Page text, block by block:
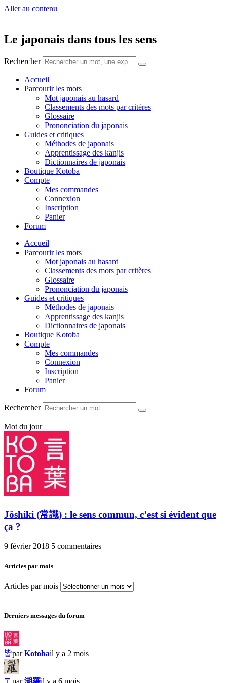
Aller au contenu
Le japonais dans tous les sens
Rechercher
Accueil
Parcourir les mots
Mot japonais au hasard
Classements des mots par critères
Glossaire
Prononciation du japonais
Guides et critiques
Méthodes de japonais
Apprentissage des kanjis
Dictionnaires de japonais
Boutique Kotoba
Compte
Mes commandes
Connexion
Inscription
Panier
Forum
Accueil
Parcourir les mots
Mot japonais au hasard
Classements des mots par critères
Glossaire
Prononciation du japonais
Guides et critiques
Méthodes de japonais
Apprentissage des kanjis
Dictionnaires de japonais
Boutique Kotoba
Compte
Mes commandes
Connexion
Inscription
Panier
Forum
Rechercher
Mot du jour
Jôshiki (常識) : le sens commun, c’est si évident que
ça ?
9 février 2018 5 commentaires
Articles par mois
Articles par mois
Derniers messages du forum
皆parKotobail y a 2 mois
〒 par湖羅il y a 6 mois